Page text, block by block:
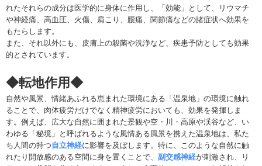
れたそれらの成分は医学的に身体に作用し、「効能」として、リウマチ
や神経痛、高血圧、火傷、肩こり、腰痛、関節痛などの諸症状へ効果を
もたらします。
また、それ以外にも、皮膚上の殺菌や洗浄など、疾患予防としても効果
的とされています。
◆転地作用◆
自然や風景、情緒あふれる恵まれた環境にある「温泉地」の環境に触れ
ることで、肉体疲労だけでなく精神疲労においても、効果を発揮しま
す。例えば、広大な自然に囲まれた景観や空・川・高原や渓谷など、い
わゆる「秘境」と呼ばれるような風情ある風景を携えた温泉地は、私た
ち人間の持つ自立神経に影響を及ぼします。特に、このような自然に触
れたり開放感のある空間に身を置くことで、 副交感神経が刺激され、リ